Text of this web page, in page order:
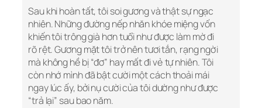
Sau khi hoàn tất, tôi soi gương và thật sự ngạc
nhiên. Những đường nếp nhăn khóe miệng vốn
khiến tôi trông già hơn tuổi như được làm mờ đi
rõ rệt. Gương mặt tôi trở nên tươi tắn, rạng ngời
mà không hề bị “đơ” hay mất đi vẻ tự nhiên. Tôi
còn nhớ mình đã bật cười một cách thoải mái
ngay lúc ấy, bởi nụ cười của tôi dường như được
“trả lại” sau bao năm.